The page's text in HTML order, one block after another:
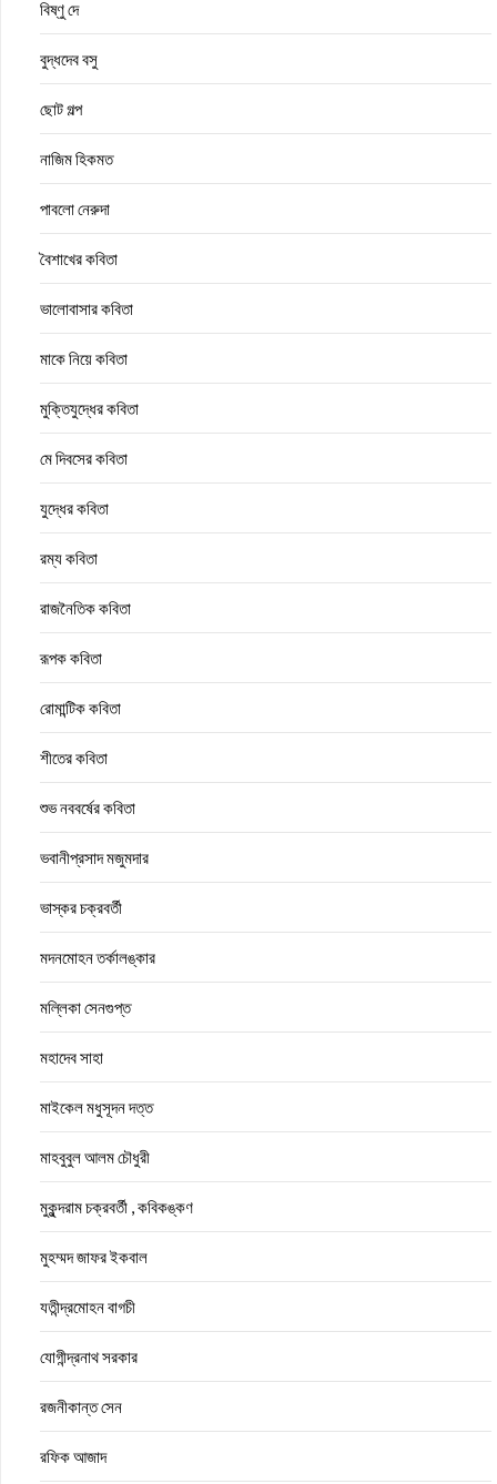
বিষ্ণু দে
বুদ্ধদেব বসু
ছোট গল্প
নাজিম হিকমত
পাবলো নেরুদা
বৈশাখের কবিতা
ভালোবাসার কবিতা
মাকে নিয়ে কবিতা
মুক্তিযুদ্ধের কবিতা
মে দিবসের কবিতা
যুদ্ধের কবিতা
রম্য কবিতা
রাজনৈতিক কবিতা
রূপক কবিতা
রোমান্টিক কবিতা
শীতের কবিতা
শুভ নববর্ষের কবিতা
ভবানীপ্রসাদ মজুমদার
ভাস্কর চক্রবর্তী
মদনমোহন তর্কালঙ্কার
মল্লিকা সেনগুপ্ত
মহাদেব সাহা
মাইকেল মধুসূদন দত্ত
মাহবুবুল আলম চৌধুরী
মুকুন্দরাম চক্রবর্তী , কবিকঙ্কণ
মুহম্মদ জাফর ইকবাল
যতীন্দ্রমোহন বাগচী
যোগীন্দ্রনাথ সরকার
রজনীকান্ত সেন
রফিক আজাদ